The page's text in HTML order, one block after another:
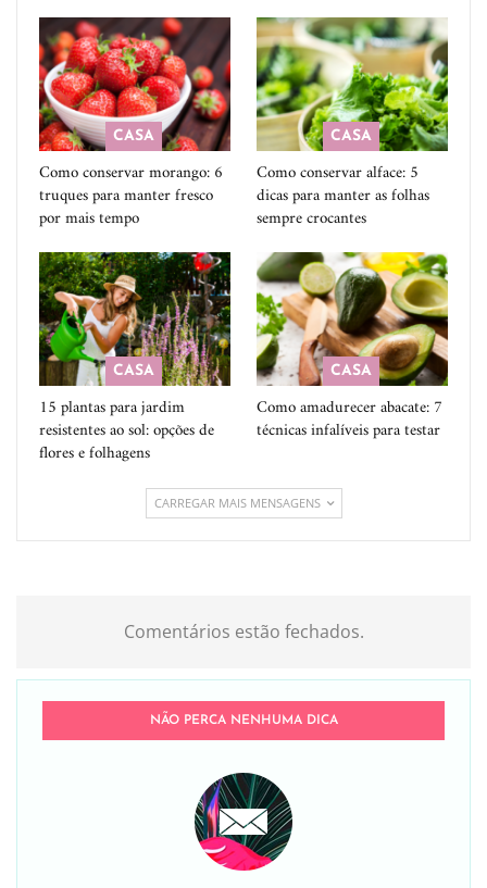
CASA
Como conservar morango: 6
truques para manter fresco
por mais tempo
CASA
Como conservar alface: 5
dicas para manter as folhas
sempre crocantes
CASA
15 plantas para jardim
resistentes ao sol: opções de
flores e folhagens
CASA
Como amadurecer abacate: 7
técnicas infalíveis para testar
CARREGAR MAIS MENSAGENS
Comentários estão fechados.
NÃO PERCA NENHUMA DICA